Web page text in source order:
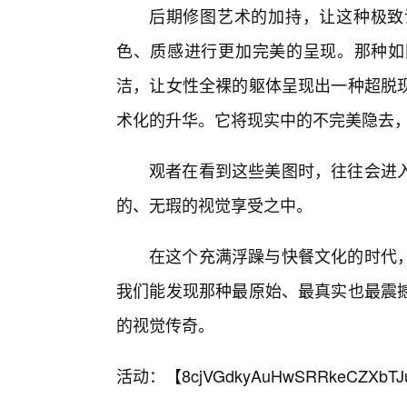
后期修图艺术的加持，让这种极
色、质感进行更加完美的呈现。那种
洁，让女性全裸的躯体呈现出一种超
术化的升华。它将现实中的不完美隐去
观者在看到这些美图时，往往会
的、无瑕的视觉享受之中。
在这个充满浮躁与快餐文化的时代
我们能发现那种最原始、最真实也最
的视觉传奇。
活动：【